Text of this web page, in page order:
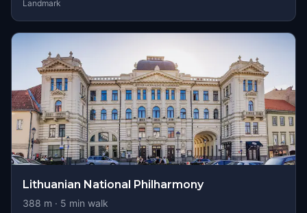
Landmark
Lithuanian National Philharmony
388 m · 5 min walk